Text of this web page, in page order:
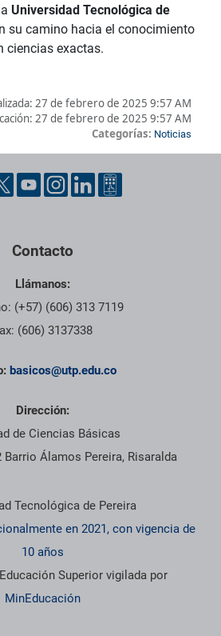
Universidad Tecnológica de
su camino hacia el conocimiento
ciencias exactas.
27 de febrero de 2025 9:57 AM
27 de febrero de 2025 9:57 AM
Categorías: Noticias
de contacto, redes sociales y
Contacto
Llámanos:
(+57) (606) 313 7119
(606) 3137338
basicos@utp.edu.co
Dirección:
de Ciencias Básicas
Barrio Álamos Pereira, Risaralda
Tecnológica de Pereira
en 2021, con vigencia de
10 años
Superior vigilada por
MinEducación